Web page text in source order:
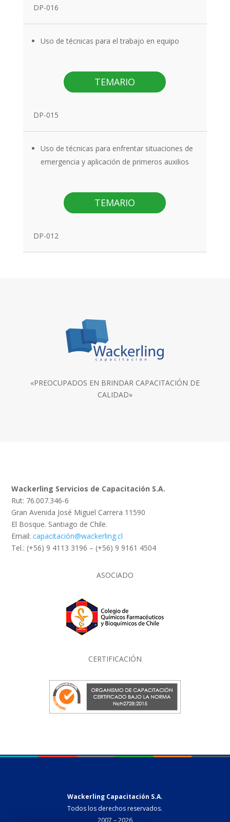
DP-016
Uso de técnicas para el trabajo en equipo
TEMARIO
DP-015
Uso de técnicas para enfrentar situaciones de
emergencia y aplicación de primeros auxilios
TEMARIO
DP-012
«PREOCUPADOS EN BRINDAR CAPACITACIÓN DE
CALIDAD»
Wackerling Servicios de Capacitación S.A.
Rut: 76.007.346-6
Gran Avenida José Miguel Carrera 11590
El Bosque. Santiago de Chile.
Email:capacitación@wackerling.cl
Tel.: (+56) 9 4113 3196 – (+56) 9 9161 4504
ASOCIADO
CERTIFICACIÓN
Wackerling Capacitación S.A.
Todos los derechos reservados.
2007 – 2026